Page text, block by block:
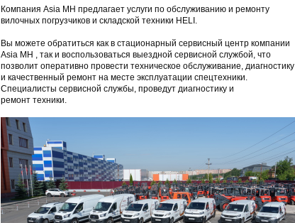
Компания Asia MH предлагает услуги по обслуживанию и ремонту
вилочных погрузчиков и складской техники HELI.
Вы можете обратиться как в стационарный сервисный центр компании
Asia MH , так и воспользоваться выездной сервисной службой, что
позволит оперативно провести техническое обслуживание, диагностику
и качественный ремонт на месте эксплуатации спецтехники.
Специалисты сервисной службы, проведут диагностику и
ремонт техники.